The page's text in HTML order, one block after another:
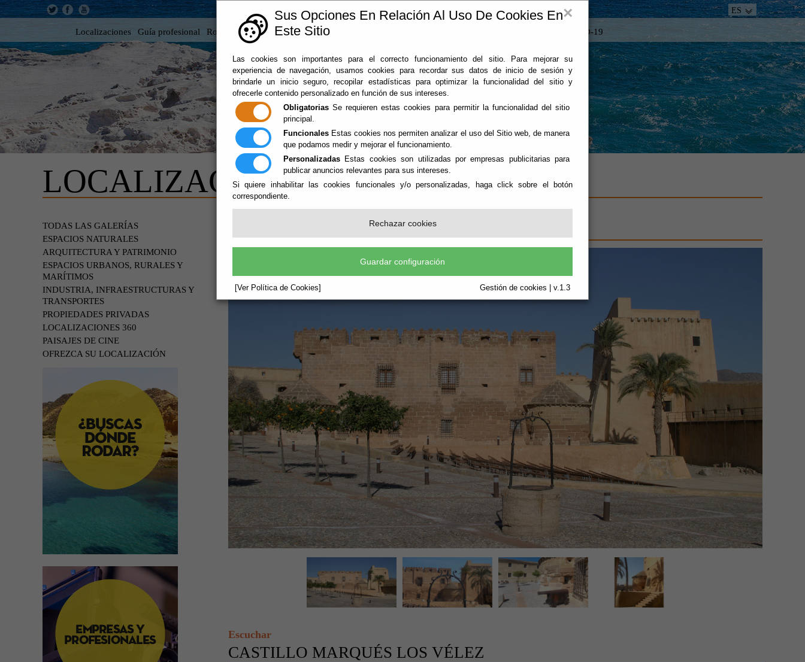
×
Sus Opciones En Relación Al Uso De Cookies En
Este Sitio
Las cookies son importantes para el correcto funcionamiento del sitio. Para mejorar su
experiencia de navegación, usamos cookies para recordar sus datos de inicio de sesión y
brindarle un inicio seguro, recopilar estadísticas para optimizar la funcionalidad del sitio y
ofrecerle contenido personalizado en función de sus intereses.
Obligatorias Se requieren estas cookies para permitir la funcionalidad del sitio
principal.
Funcionales Estas cookies nos permiten analizar el uso del Sitio web, de manera
que podamos medir y mejorar el funcionamiento.
Personalizadas Estas cookies son utilizadas por empresas publicitarias para
publicar anuncios relevantes para sus intereses.
Si quiere inhabilitar las cookies funcionales y/o personalizadas, haga click sobre el botón
correspondiente.
Rechazar cookies
Guardar configuración
[Ver Política de Cookies] Gestión de cookies | v.1.3
ES
Localizaciones Guía profesional Rodar en Almería 360 COVID-19
LOCALIZACIONES
TODAS LAS GALERÍAS
ESPACIOS NATURALES
ARQUITECTURA Y PATRIMONIO
ESPACIOS URBANOS, RURALES Y
MARÍTIMOS
INDUSTRIA, INFRAESTRUCTURAS Y
TRANSPORTES
PROPIEDADES PRIVADAS
LOCALIZACIONES 360
PAISAJES DE CINE
OFREZCA SU LOCALIZACIÓN
FORTALEZAS - PATRIMONIO
Escuchar
CASTILLO MARQUÉS LOS VÉLEZ